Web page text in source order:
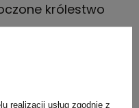
królestwo
realizacji usług zgodnie z